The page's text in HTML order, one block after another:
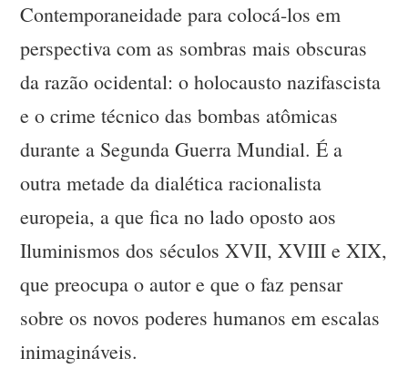
Contemporaneidade para colocá-los em
perspectiva com as sombras mais obscuras
da razão ocidental: o holocausto nazifascista
e o crime técnico das bombas atômicas
durante a Segunda Guerra Mundial. É a
outra metade da dialética racionalista
europeia, a que fica no lado oposto aos
Iluminismos dos séculos XVII, XVIII e XIX,
que preocupa o autor e que o faz pensar
sobre os novos poderes humanos em escalas
inimagináveis.